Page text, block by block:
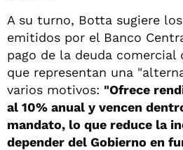
A su turno, Botta sugiere los
emitidos por el Banco
pago de la deuda comercial
que representan una
varios motivos: "Ofrece
al 10% anual y vencen
mandato, lo que reduce la
depender del Gobierno en